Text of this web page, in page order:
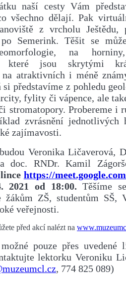
naší cesty Vám
všechno dělají. Pak
z vrcholu Ještědu,
po Semerink. Těšit se
na
které jsou skrytými
na atraktivních i méně
si představíme z pohledu
fylity či vápence, ale
stromatopory. Probereme i
zvrásnění
zajímavosti.
Veronika Ličaverová,
doc. RNDr. Kamil
https://
2021 od 18:00.Těšíme
žákům ZŠ, studentům SŠ,
veřejnosti.
před akcí nalézt na
pouze přes
lektorku Veroniku
, 774 825 089)